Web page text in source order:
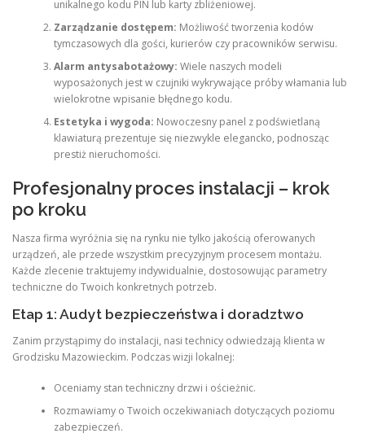
unikalnego kodu PIN lub karty zbliżeniowej.
Zarządzanie dostępem: Możliwość tworzenia kodów
tymczasowych dla gości, kurierów czy pracowników serwisu.
Alarm antysabotażowy: Wiele naszych modeli
wyposażonych jest w czujniki wykrywające próby włamania lub
wielokrotne wpisanie błędnego kodu.
Estetyka i wygoda: Nowoczesny panel z podświetlaną
klawiaturą prezentuje się niezwykle elegancko, podnosząc
prestiż nieruchomości.
Profesjonalny proces instalacji – krok
po kroku
Nasza firma wyróżnia się na rynku nie tylko jakością oferowanych
urządzeń, ale przede wszystkim precyzyjnym procesem montażu.
Każde zlecenie traktujemy indywidualnie, dostosowując parametry
techniczne do Twoich konkretnych potrzeb.
Etap 1: Audyt bezpieczeństwa i doradztwo
Zanim przystąpimy do instalacji, nasi technicy odwiedzają klienta w
Grodzisku Mazowieckim. Podczas wizji lokalnej:
Oceniamy stan techniczny drzwi i ościeżnic.
Rozmawiamy o Twoich oczekiwaniach dotyczących poziomu
zabezpieczeń.